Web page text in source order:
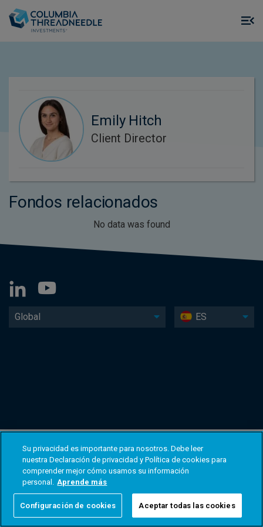
Emily Hitch
Client Director
Fondos relacionados
No data was found
Global ES
Su privacidad es importante para nosotros. Debe leer
nuestra Declaración de privacidad y Política de cookies para
comprender mejor cómo usamos su información
personal. Aprende más
Configuración de cookies Aceptar todas las cookies